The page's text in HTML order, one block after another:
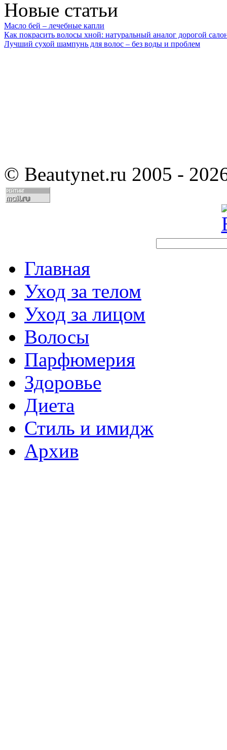
Новые статьи
Масло бей – лечебные капли
Как покрасить волосы хной: натуральный аналог дорогой
Лучший сухой шампунь для волос – без воды и проблем
© Beautynet.ru 2005 -
Главная
Уход за телом
Уход за лицом
Волосы
Парфюмерия
Здоровье
Диета
Стиль и имидж
Архив